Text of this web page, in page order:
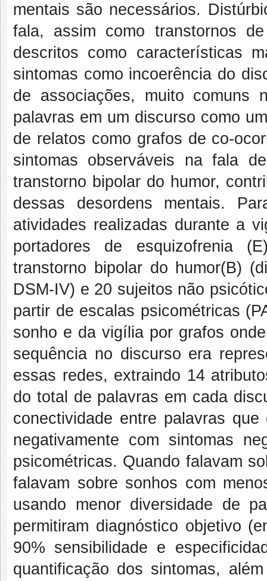
mentais são necessários.
fala, assim como transtornos
descritos como características
sintomas como incoerência do
de associações, muito comuns
palavras em um discurso como
de relatos como grafos de co-
sintomas observáveis na fala
transtorno bipolar do humor,
dessas desordens mentais.
atividades realizadas durante a
portadores de esquizofrenia
transtorno bipolar do humor(B)
DSM-IV) e 20 sujeitos não
partir de escalas psicométricas
sonho e da vigília por grafos
sequência no discurso era
essas redes, extraindo 14
do total de palavras em cada
conectividade entre palavras
negativamente com sintomas
psicométricas. Quando falavam
falavam sobre sonhos com
usando menor diversidade de
permitiram diagnóstico objetivo
90% sensibilidade e
quantificação dos sintomas,